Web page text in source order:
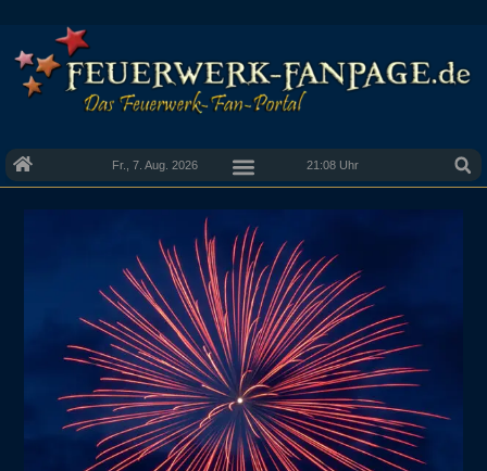
Fr., 7. Aug. 2026 21:08 Uhr